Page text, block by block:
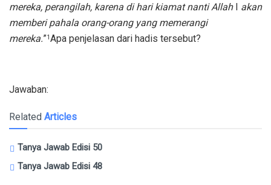
mereka, perangilah, karena di hari kiamat nanti Allah I akan
memberi pahala orang-orang yang memerangi
mereka.”1 Apa penjelasan dari hadis tersebut?
Jawaban:
Related Articles
Tanya Jawab Edisi 50
Tanya Jawab Edisi 48